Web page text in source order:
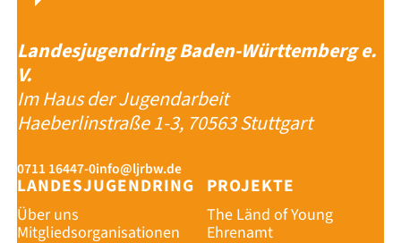
Landesjugendring Baden-Württemberg e.
V.
Im Haus der Jugendarbeit
Haeberlinstraße 1-3, 70563 Stuttgart
0711 16447-0info@ljrbw.de
LANDESJUGENDRING
Über uns
Mitgliedsorganisationen
PROJEKTE
The Länd of Young
Ehrenamt